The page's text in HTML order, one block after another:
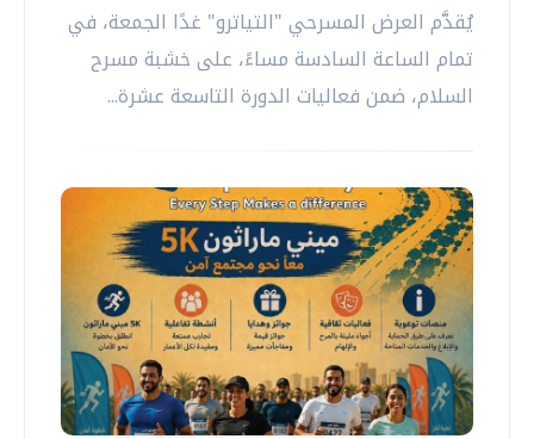
يُقدَّم العرض المسرحي "التياترو" غدًا الجمعة، في
تمام الساعة السادسة مساءً، على خشبة مسرح
السلام، ضمن فعاليات الدورة التاسعة عشرة...